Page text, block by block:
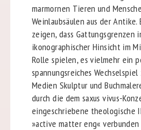
marmornen Tieren und
Weinlaubsäulen aus der Antike.
zeigen, dass Gattungsgrenzen
ikonographischer Hinsicht im
Rolle spielen, es vielmehr ein
spannungsreiches
Medien Skulptur und
durch die dem saxus vivus-
eingeschriebene theologische
»active matter eng« verbunden